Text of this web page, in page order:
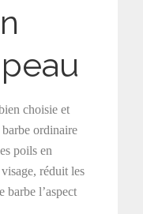
choisie et
ordinaire
poils en
réduit les
barbe l’aspect